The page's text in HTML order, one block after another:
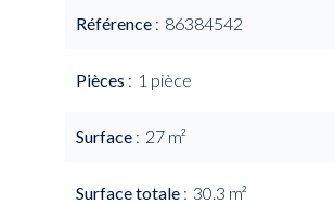
Référence 86384542
Pièces 1 pièce
Surface 27 m²
Surface totale 30.3 m²